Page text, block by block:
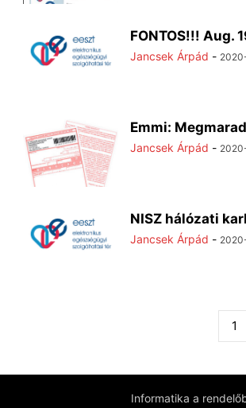
FONTOS!!! Aug.
Jancsek Árpád -
Emmi:
Jancsek Árpád -
NISZ hálózati
Jancsek Árpád -
1
Informatika a